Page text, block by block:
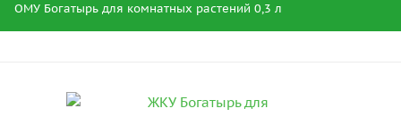
ОМУ Богатырь для комнатных растений 0,3 л